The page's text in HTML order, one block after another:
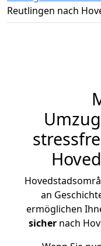
Reutlingen nach
an
ermöglichen
sicher nach